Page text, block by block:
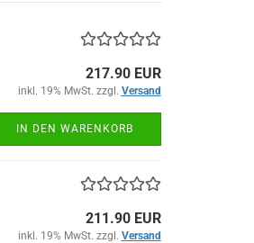
217.90 EUR
inkl. 19% MwSt. zzgl. Versand
IN DEN WARENKORB
211.90 EUR
inkl. 19% MwSt. zzgl. Versand